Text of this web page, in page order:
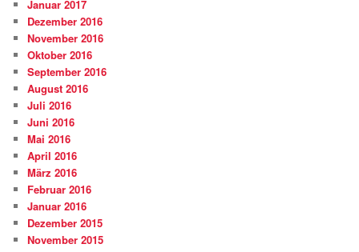
Januar 2017
Dezember 2016
November 2016
Oktober 2016
September 2016
August 2016
Juli 2016
Juni 2016
Mai 2016
April 2016
März 2016
Februar 2016
Januar 2016
Dezember 2015
November 2015